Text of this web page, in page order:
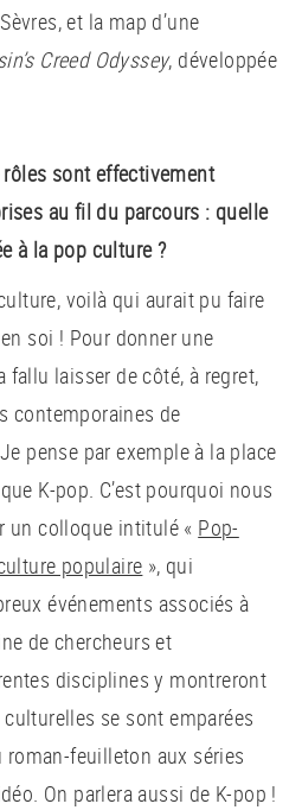
et la map d’une
Creed Odyssey, développée
sont effectivement
au fil du parcours : quelle
à la pop culture ?
voilà qui aurait pu faire
soi ! Pour donner une
laisser de côté, à regret,
contemporaines de
pense par exemple à la place
K-pop. C’est pourquoi nous
un colloque intitulé « Pop-
populaire », qui
événements associés à
de chercheurs et
disciplines y montreront
se sont emparées
roman-feuilleton aux séries
On parlera aussi de K-pop !